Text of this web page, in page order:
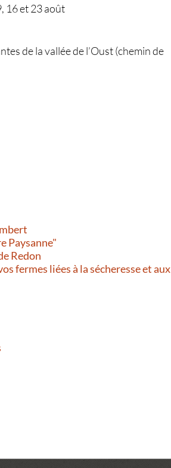
16 et 23 août
de la vallée de l’Oust (chemin de
Paysanne"
Redon
fermes liées à la sécheresse et aux